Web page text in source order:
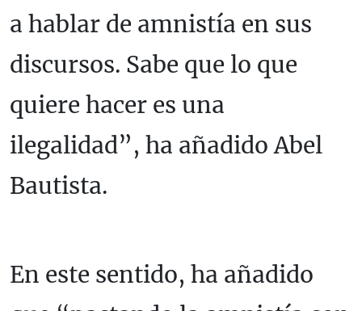
a hablar de amnistía en sus
discursos. Sabe que lo que
quiere hacer es una
ilegalidad”, ha añadido Abel
Bautista.
En este sentido, ha añadido